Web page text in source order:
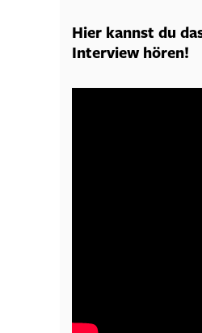
Hier kannst du
Interview hören!